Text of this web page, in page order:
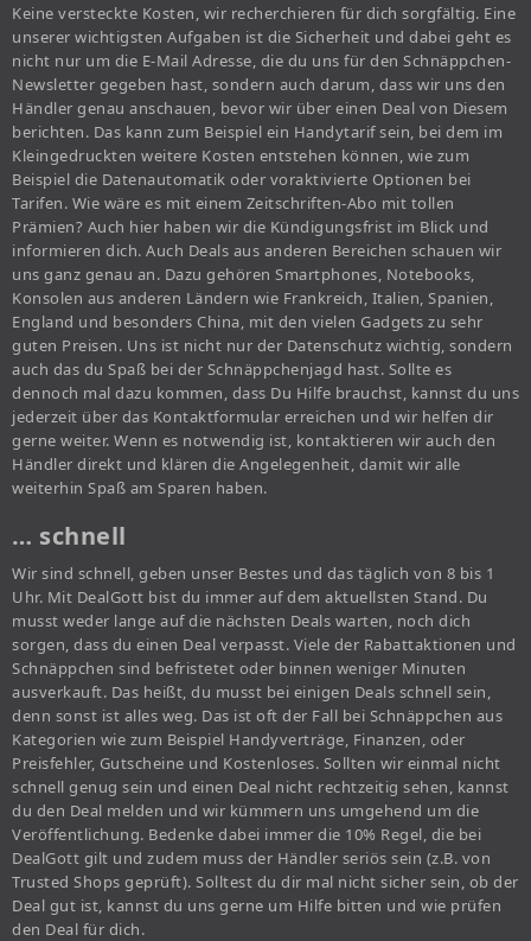
Keine versteckte Kosten, wir recherchieren für dich sorgfältig. Eine
unserer wichtigsten Aufgaben ist die Sicherheit und dabei geht es
nicht nur um die E-Mail Adresse, die du uns für den Schnäppchen-
Newsletter gegeben hast, sondern auch darum, dass wir uns den
Händler genau anschauen, bevor wir über einen Deal von Diesem
berichten. Das kann zum Beispiel ein Handytarif sein, bei dem im
Kleingedruckten weitere Kosten entstehen können, wie zum
Beispiel die Datenautomatik oder voraktivierte Optionen bei
Tarifen. Wie wäre es mit einem Zeitschriften-Abo mit tollen
Prämien? Auch hier haben wir die Kündigungsfrist im Blick und
informieren dich. Auch Deals aus anderen Bereichen schauen wir
uns ganz genau an. Dazu gehören Smartphones, Notebooks,
Konsolen aus anderen Ländern wie Frankreich, Italien, Spanien,
England und besonders China, mit den vielen Gadgets zu sehr
guten Preisen. Uns ist nicht nur der Datenschutz wichtig, sondern
auch das du Spaß bei der Schnäppchenjagd hast. Sollte es
dennoch mal dazu kommen, dass Du Hilfe brauchst, kannst du uns
jederzeit über das Kontaktformular erreichen und wir helfen dir
gerne weiter. Wenn es notwendig ist, kontaktieren wir auch den
Händler direkt und klären die Angelegenheit, damit wir alle
weiterhin Spaß am Sparen haben.
… schnell
Wir sind schnell, geben unser Bestes und das täglich von 8 bis 1
Uhr. Mit DealGott bist du immer auf dem aktuellsten Stand. Du
musst weder lange auf die nächsten Deals warten, noch dich
sorgen, dass du einen Deal verpasst. Viele der Rabattaktionen und
Schnäppchen sind befristetet oder binnen weniger Minuten
ausverkauft. Das heißt, du musst bei einigen Deals schnell sein,
denn sonst ist alles weg. Das ist oft der Fall bei Schnäppchen aus
Kategorien wie zum Beispiel Handyverträge, Finanzen, oder
Preisfehler, Gutscheine und Kostenloses. Sollten wir einmal nicht
schnell genug sein und einen Deal nicht rechtzeitig sehen, kannst
du den Deal melden und wir kümmern uns umgehend um die
Veröffentlichung. Bedenke dabei immer die 10% Regel, die bei
DealGott gilt und zudem muss der Händler seriös sein (z.B. von
Trusted Shops geprüft). Solltest du dir mal nicht sicher sein, ob der
Deal gut ist, kannst du uns gerne um Hilfe bitten und wie prüfen
den Deal für dich.